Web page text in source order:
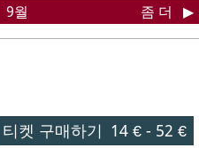
9월 좀 더
티켓 구매하기 14 €- 52 €